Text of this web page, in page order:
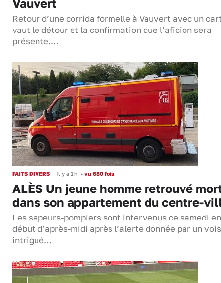
Vauvert
Retour d’une corrida formelle à Vauvert avec un
vaut le détour et la confirmation que l’aficion sera
présente.…
FAITS DIVERS Il y a 1 h • vu 680 fois
ALÈS Un jeune homme retrouvé
dans son appartement du centre-
Les sapeurs-pompiers sont intervenus ce samedi en
début d’après-midi après l’alerte donnée par un
intrigué…